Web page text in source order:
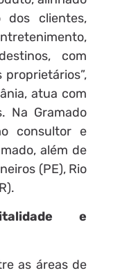
dos clientes,
com
atua com
Na Gramado
consultor e
além de
(PE), Rio
e
as áreas de